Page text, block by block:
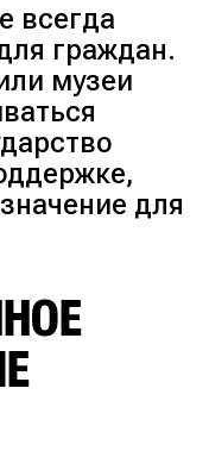
всегда
граждан.
музеи
для